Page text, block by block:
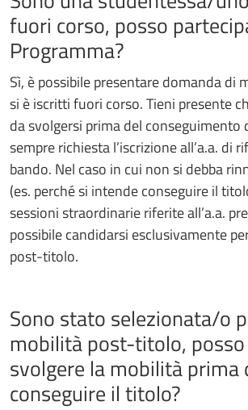
fuori corso, posso
Programma?
Sì, è possibile presentare domanda di
si è iscritti fuori corso. Tieni presente
da svolgersi prima del conseguimento
sempre richiesta l’iscrizione all’a.a. di
bando. Nel caso in cui non si debba
(es. perché si intende conseguire il
sessioni straordinarie riferite all’a.a.
possibile candidarsi esclusivamente
post-titolo.
Sono stato selezionata/o
mobilità post-titolo, posso
svolgere la mobilità prima
conseguire il titolo?